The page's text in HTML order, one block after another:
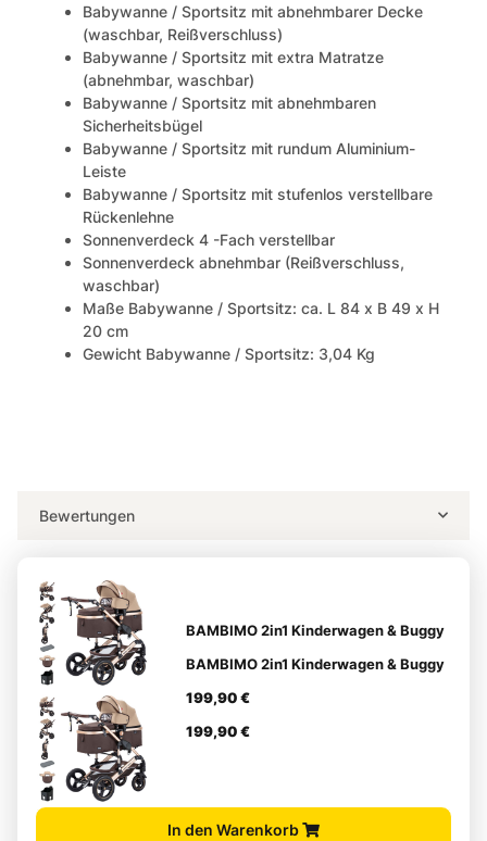
Babywanne / Sportsitz mit abnehmbarer Decke
(waschbar, Reißverschluss)
Babywanne / Sportsitz mit extra Matratze
(abnehmbar, waschbar)
Babywanne / Sportsitz mit abnehmbaren
Sicherheitsbügel
Babywanne / Sportsitz mit rundum Aluminium-
Leiste
Babywanne / Sportsitz mit stufenlos verstellbare
Rückenlehne
Sonnenverdeck 4 -Fach verstellbar
Sonnenverdeck abnehmbar (Reißverschluss,
waschbar)
Maße Babywanne / Sportsitz: ca. L 84 x B 49 x H
20 cm
Gewicht Babywanne / Sportsitz: 3,04 Kg
Bewertungen
BAMBIMO 2in1 Kinderwagen & Buggy
BAMBIMO 2in1 Kinderwagen & Buggy
199,90 €
199,90 €
In den Warenkorb